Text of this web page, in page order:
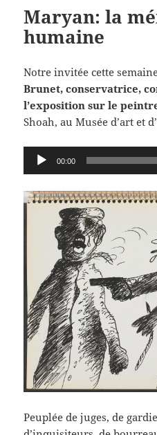
Maryan: la
humaine
Notre invitée cette
Brunet, conservatrice,
l’exposition sur le
Shoah, au Musée d’art et
Lecteur 00:00
Peuplée de juges, de